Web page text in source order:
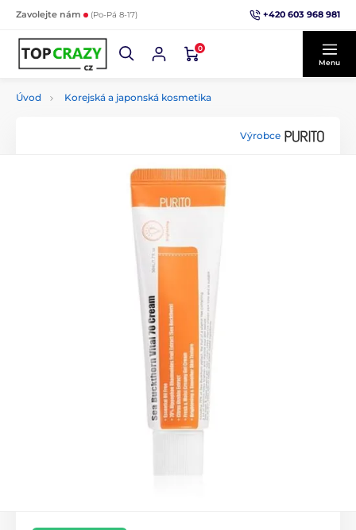
Zavolejte nám (Po-Pá 8-17) +420 603 968 981
0
Menu
Úvod Korejská a japonská kosmetika
Výrobce